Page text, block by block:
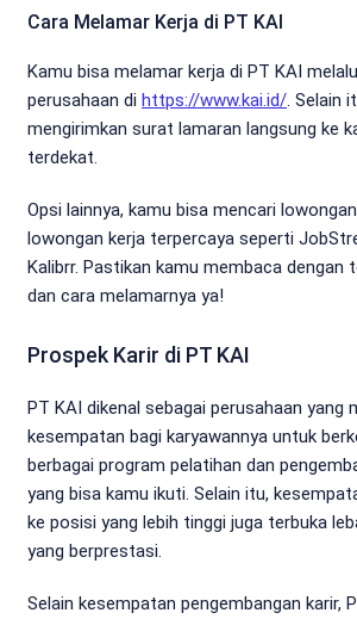
Cara Melamar Kerja di PT KAI
Kamu bisa melamar kerja di PT KAI
perusahaan di https://www.kai.id/. Selain
mengirimkan surat lamaran langsung ke
terdekat.
Opsi lainnya, kamu bisa mencari
lowongan kerja terpercaya seperti
Kalibrr. Pastikan kamu membaca dengan
dan cara melamarnya ya!
Prospek Karir di PT KAI
PT KAI dikenal sebagai perusahaan yang
kesempatan bagi karyawannya untuk
berbagai program pelatihan dan
yang bisa kamu ikuti. Selain itu,
ke posisi yang lebih tinggi juga terbuka
yang berprestasi.
Selain kesempatan pengembangan karir,